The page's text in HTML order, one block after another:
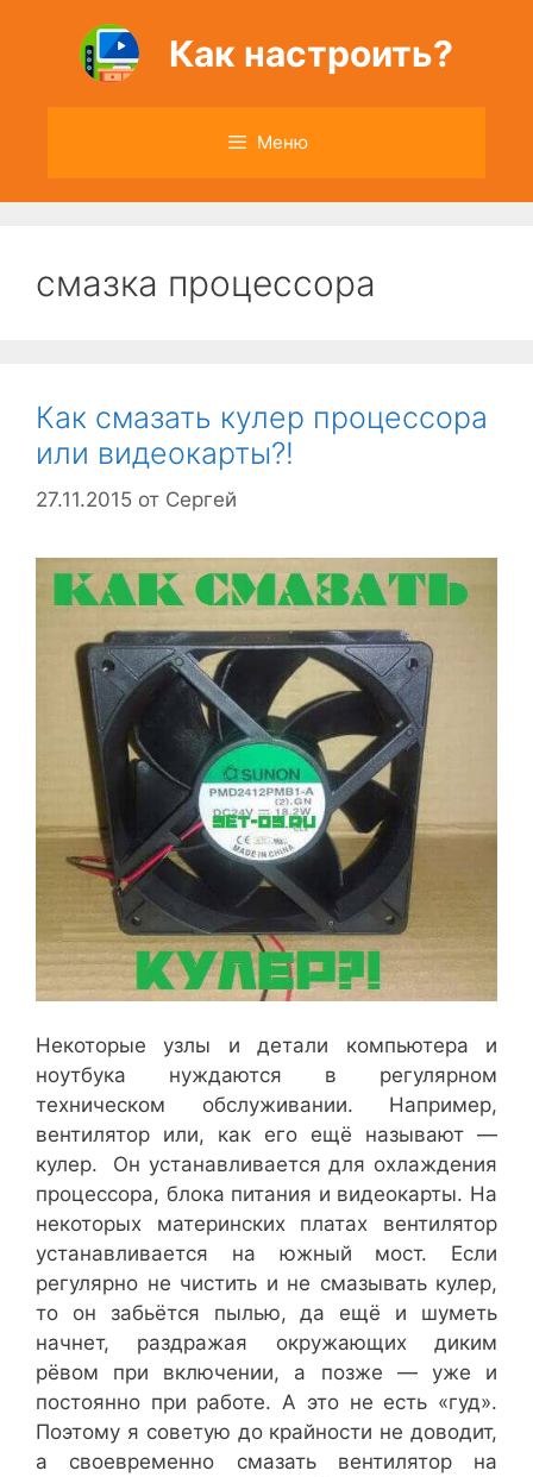
содержимому
Как настроить?
Меню
смазка процессора
Как смазать кулер процессора
или видеокарты?!
27.11.2015 от Сергей
Некоторые узлы и детали компьютера и
ноутбука нуждаются в регулярном
техническом обслуживании. Например,
вентилятор или, как его ещё называют —
кулер. Он устанавливается для охлаждения
процессора, блока питания и видеокарты. На
некоторых материнских платах вентилятор
устанавливается на южный мост. Если
регулярно не чистить и не смазывать кулер,
то он забьётся пылью, да ещё и шуметь
начнет, раздражая окружающих диким
рёвом при включении, а позже — уже и
постоянно при работе. А это не есть «гуд».
Поэтому я советую до крайности не доводит,
а своевременно смазать вентилятор на